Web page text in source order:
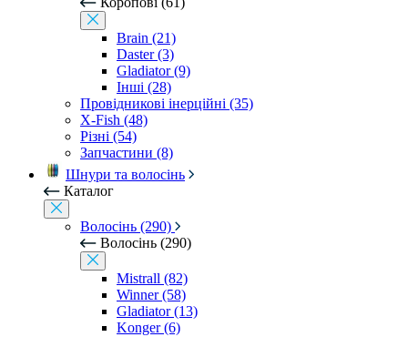
Brain (21)
Daster (3)
Gladiator (9)
Інші (28)
Провідникові інерційні (35)
X-Fish (48)
Різні (54)
Запчастини (8)
Шнури та волосінь
Каталог
Волосінь (290)
Волосінь (290)
Mistrall (82)
Winner (58)
Gladiator (13)
Konger (6)